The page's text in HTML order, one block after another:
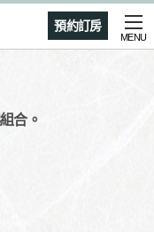
預約訂房
MENU
合。